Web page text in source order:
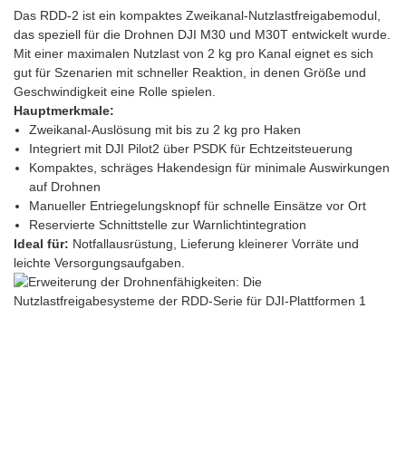
Das RDD-2 ist ein kompaktes Zweikanal-Nutzlastfreigabemodul,
das speziell für die Drohnen DJI M30 und M30T entwickelt wurde.
Mit einer maximalen Nutzlast von 2 kg pro Kanal eignet es sich
gut für Szenarien mit schneller Reaktion, in denen Größe und
Geschwindigkeit eine Rolle spielen.
Hauptmerkmale:
Zweikanal-Auslösung mit bis zu 2 kg pro Haken
Integriert mit DJI Pilot2 über PSDK für Echtzeitsteuerung
Kompaktes, schräges Hakendesign für minimale Auswirkungen
auf Drohnen
Manueller Entriegelungsknopf für schnelle Einsätze vor Ort
Reservierte Schnittstelle zur Warnlichtintegration
Ideal für: Notfallausrüstung, Lieferung kleinerer Vorräte und
leichte Versorgungsaufgaben.